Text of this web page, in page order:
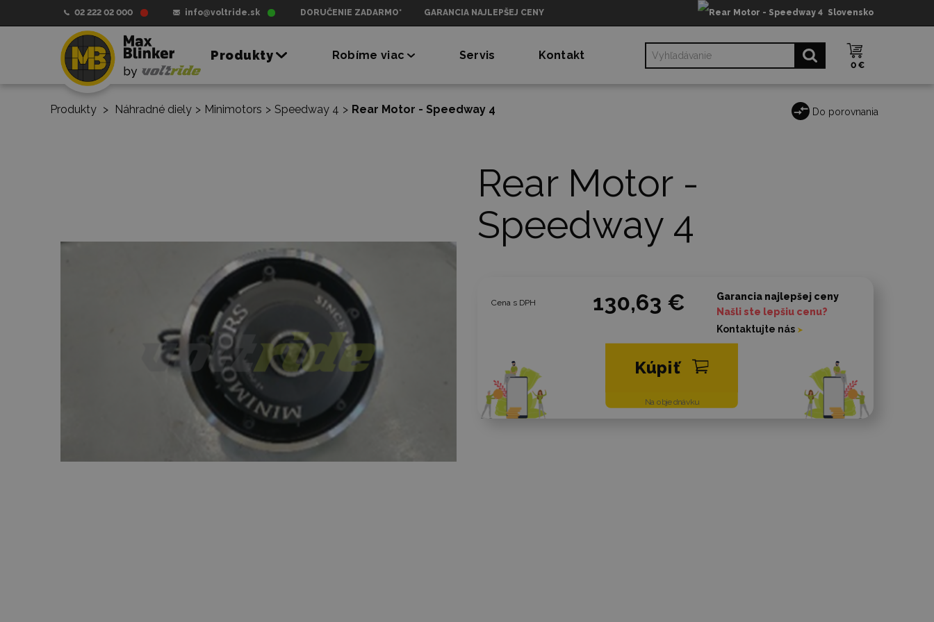
02 222 02 000 info@voltride.sk DORUČENIE ZADARMO* GARANCIA NAJLEPŠEJ CENY Slovensko
Produkty Robíme viac Servis Kontakt
0 €
Produkty > Náhradné diely > Minimotors > Speedway 4 > Rear Motor - Speedway 4 Do porovnania
Rear Motor -
Speedway 4
Cena s DPH 130,63 €
Na objednávku
Kúpiť
Garancia najlepšej ceny
Našli ste lepšiu cenu?
Kontaktujte nás